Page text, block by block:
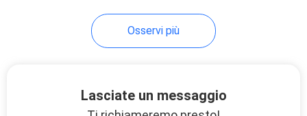
sbrinamento caldo del
fluoro di sbrinamento
Osservi più
Lasciate un messaggio